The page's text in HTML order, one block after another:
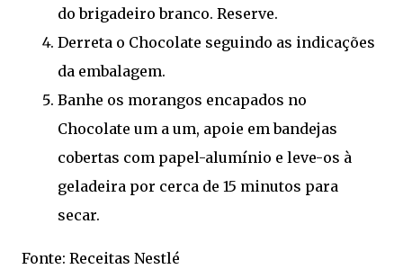
do brigadeiro branco. Reserve.
Derreta o Chocolate seguindo as indicações
da embalagem.
Banhe os morangos encapados no
Chocolate um a um, apoie em bandejas
cobertas com papel-alumínio e leve-os à
geladeira por cerca de 15 minutos para
secar.
Fonte: Receitas Nestlé